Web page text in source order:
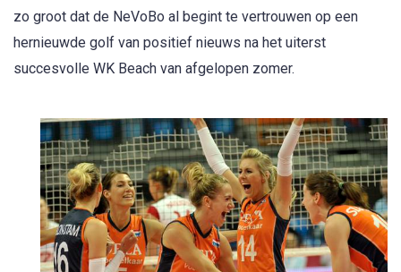
zo groot dat de NeVoBo al begint te vertrouwen op een
hernieuwde golf van positief nieuws na het uiterst
succesvolle WK Beach van afgelopen zomer.